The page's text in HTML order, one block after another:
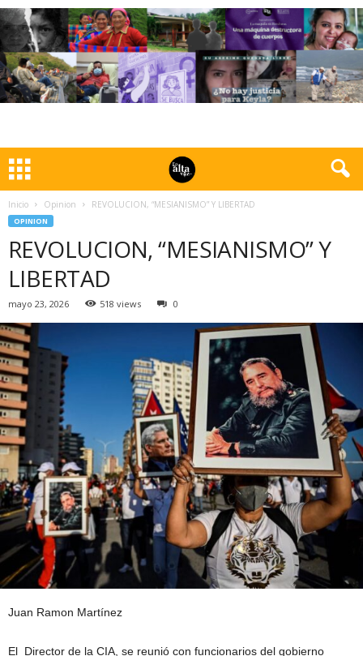
Inicio Opinion REVOLUCION, “MESIANISMO” Y LIBERTAD
OPINION
REVOLUCION, “MESIANISMO” Y
LIBERTAD
mayo 23, 2026 518 views 0
Juan Ramon Martínez
El Director de la CIA, se reunió con funcionarios del gobierno